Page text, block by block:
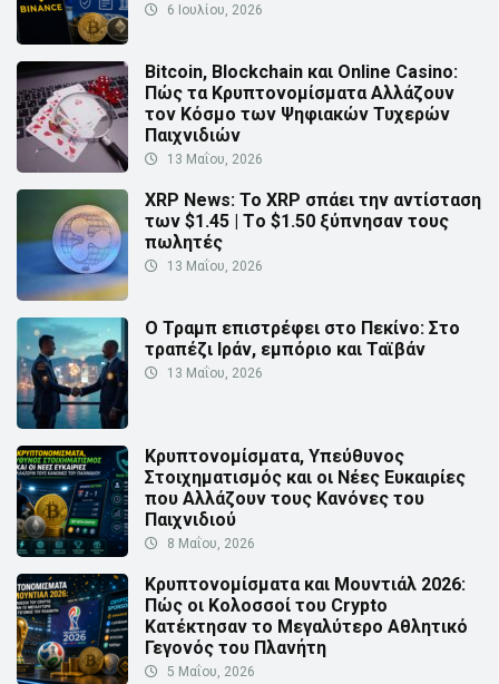
6 Ιουλίου, 2026
Bitcoin, Blockchain και Online Casino:
Πώς τα Κρυπτονομίσματα Αλλάζουν
τον Κόσμο των Ψηφιακών Τυχερών
Παιχνιδιών
13 Μαΐου, 2026
XRP News: Το XRP σπάει την αντίσταση
των $1.45 | Τo $1.50 ξύπνησαν τους
πωλητές
13 Μαΐου, 2026
Ο Τραμπ επιστρέφει στο Πεκίνο: Στο
τραπέζι Ιράν, εμπόριο και Ταϊβάν
13 Μαΐου, 2026
Κρυπτονομίσματα, Υπεύθυνος
Στοιχηματισμός και οι Νέες Ευκαιρίες
που Αλλάζουν τους Κανόνες του
Παιχνιδιού
8 Μαΐου, 2026
Κρυπτονομίσματα και Μουντιάλ 2026:
Πώς οι Κολοσσοί του Crypto
Κατέκτησαν το Μεγαλύτερο Αθλητικό
Γεγονός του Πλανήτη
5 Μαΐου, 2026